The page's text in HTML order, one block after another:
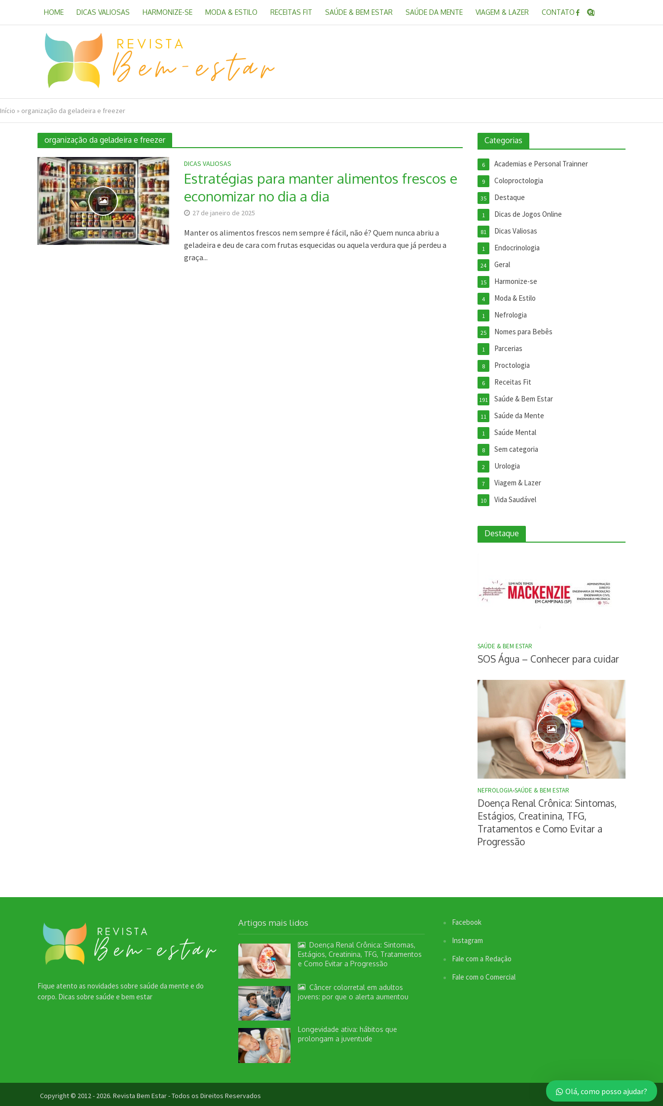
HOME DICAS VALIOSAS HARMONIZE-SE MODA & ESTILO RECEITAS FIT SAÚDE & BEM ESTAR SAÚDE DA MENTE VIAGEM & LAZER CONTATO
Início » organização da geladeira e freezer
organização da geladeira e freezer
DICAS VALIOSAS
Estratégias para manter alimentos frescos e
economizar no dia a dia
27 de janeiro de 2025
Manter os alimentos frescos nem sempre é fácil, não é? Quem nunca abriu a
geladeira e deu de cara com frutas esquecidas ou aquela verdura que já perdeu a
graça...
Categorias
Academias e Personal Trainner
6
Coloproctologia
9
Destaque
35
Dicas de Jogos Online
1
Dicas Valiosas
81
Endocrinologia
1
Geral
24
Harmonize-se
15
Moda & Estilo
4
Nefrologia
1
Nomes para Bebês
25
Parcerias
1
Proctologia
8
Receitas Fit
6
Saúde & Bem Estar
191
Saúde da Mente
11
Saúde Mental
1
Sem categoria
8
Urologia
2
Viagem & Lazer
7
Vida Saudável
10
Destaque
SAÚDE & BEM ESTAR
SOS Água – Conhecer para cuidar
NEFROLOGIA•SAÚDE & BEM ESTAR
Doença Renal Crônica: Sintomas,
Estágios, Creatinina, TFG,
Tratamentos e Como Evitar a
Progressão
Fique atento as novidades sobre saúde da mente e do
corpo. Dicas sobre saúde e bem estar
Artigos mais lidos
Doença Renal Crônica: Sintomas,
Estágios, Creatinina, TFG, Tratamentos
e Como Evitar a Progressão
Câncer colorretal em adultos
jovens: por que o alerta aumentou
Longevidade ativa: hábitos que
prolongam a juventude
Facebook
Instagram
Fale com a Redação
Fale com o Comercial
Copyright © 2012 - 2026. Revista Bem Estar - Todos os Direitos Reservados
Nossa equipe de suporte ao cliente está aqui
para responder às suas perguntas. Informe se
quer enviar pautas.
Olá, como posso ajudar?